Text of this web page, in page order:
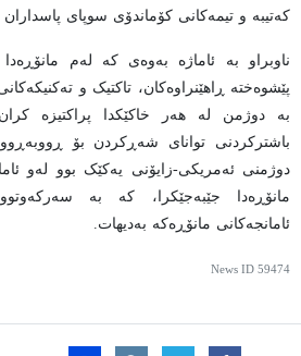
کەتیبە و تیمەکانی کۆماندۆی سوپای
ناوبراو بە ئاماژە بەوەی کە لەم
پێشوەختە ڕاهێنراوەکان، تاکتیک و
بە دوژمن لە هەر خاکێکدا پراکتیزە
باشترکردنی توانای شەڕکردن بۆ
دوژمنی ئەمریکی-زایۆنی یەکێک بوو لەو
مانۆڕەدا جێبەجێکرا، کە بە
ئامانجەکانی مانۆڕەکە بەدیهات.
News ID 59474